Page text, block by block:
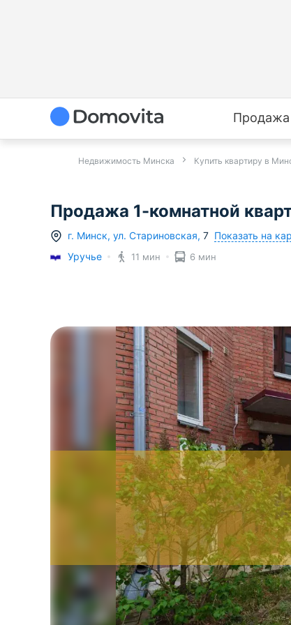
Продажа
Недвижимость Минска Купить квартиру в
Продажа 1-комнатной
г. Минск, ул. Стариновская, 7 Показать на
Уручье
11 мин 6 мин